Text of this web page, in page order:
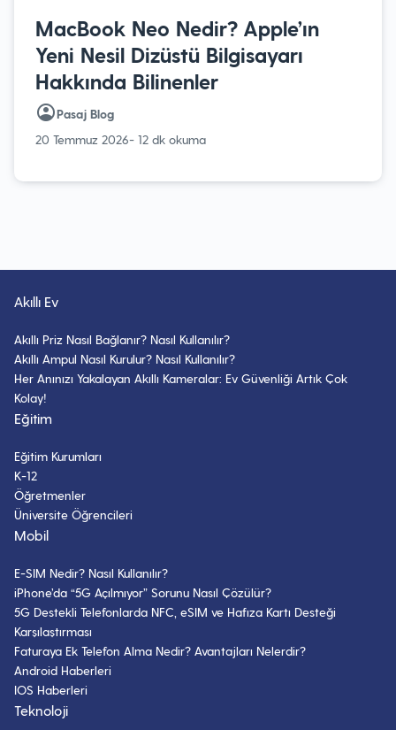
MacBook Neo Nedir? Apple’ın
Yeni Nesil Dizüstü Bilgisayarı
Hakkında Bilinenler
Pasaj Blog
20 Temmuz 2026- 12 dk okuma
Akıllı Ev
Akıllı Priz Nasıl Bağlanır? Nasıl Kullanılır?
Akıllı Ampul Nasıl Kurulur? Nasıl Kullanılır?
Her Anınızı Yakalayan Akıllı Kameralar: Ev Güvenliği Artık Çok
Kolay!
Eğitim
Eğitim Kurumları
K-12
Öğretmenler
Üniversite Öğrencileri
Mobil
E-SIM Nedir? Nasıl Kullanılır?
iPhone’da “5G Açılmıyor” Sorunu Nasıl Çözülür?
5G Destekli Telefonlarda NFC, eSIM ve Hafıza Kartı Desteği
Karşılaştırması
Faturaya Ek Telefon Alma Nedir? Avantajları Nelerdir?
Android Haberleri
IOS Haberleri
Teknoloji